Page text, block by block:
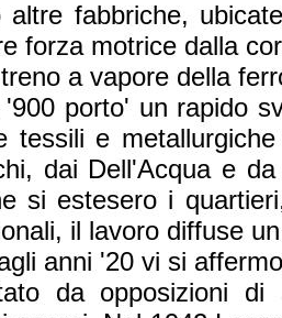
altre fabbriche,
forza motrice dalla
a vapore della
porto' un rapido
tessili e
dai Dell'Acqua e
si estesero i
il lavoro diffuse
anni '20 vi si
da opposizioni